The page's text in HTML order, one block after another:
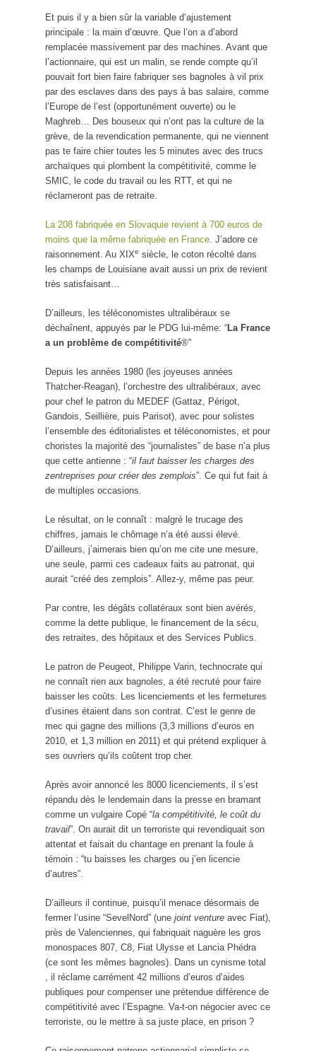
Et puis il y a bien sûr la variable d’ajustement
principale : la main d’œuvre. Que l’on a d’abord
remplacée massivement par des machines. Avant que
l’actionnaire, qui est un malin, se rende compte qu’il
pouvait fort bien faire fabriquer ses bagnoles à vil prix
par des esclaves dans des pays à bas salaire, comme
l’Europe de l’est (opportunément ouverte) ou le
Maghreb… Des bouseux qui n’ont pas la culture de la
grève, de la revendication permanente, qui ne viennent
pas te faire chier toutes les 5 minutes avec des trucs
archaïques qui plombent la compétitivité, comme le
SMIC, le code du travail ou les RTT, et qui ne
réclameront pas de retraite.
La 208 fabriquée en Slovaquie revient à 700 euros de
moins que la même fabriquée en France. J’adore ce
raisonnement. Au XIXe siècle, le coton récolté dans
les champs de Louisiane avait aussi un prix de revient
très satisfaisant…
D’ailleurs, les téléconomistes ultralibéraux se
déchaînent, appuyés par le PDG lui-même: “La France
a un problème de compétitivité®”
Depuis les années 1980 (les joyeuses années
Thatcher-Reagan), l’orchestre des ultralibéraux, avec
pour chef le patron du MEDEF (Gattaz, Périgot,
Gandois, Seillière, puis Parisot), avec pour solistes
l’ensemble des éditorialistes et téléconomistes, et pour
choristes la majorité des “journalistes” de base n’a plus
que cette antienne : “il faut baisser les charges des
zentreprises pour créer des zemplois”. Ce qui fut fait à
de multiples occasions.
Le résultat, on le connaît : malgré le trucage des
chiffres, jamais le chômage n’a été aussi élevé.
D’ailleurs, j’aimerais bien qu’on me cite une mesure,
une seule, parmi ces cadeaux faits au patronat, qui
aurait “créé des zemplois”. Allez-y, même pas peur.
Par contre, les dégâts collatéraux sont bien avérés,
comme la dette publique, le financement de la sécu,
des retraites, des hôpitaux et des Services Publics.
Le patron de Peugeot, Philippe Varin, technocrate qui
ne connaît rien aux bagnoles, a été recruté pour faire
baisser les coûts. Les licenciements et les fermetures
d’usines étaient dans son contrat. C’est le genre de
mec qui gagne des millions (3,3 millions d’euros en
2010, et 1,3 million en 2011) et qui prétend expliquer à
ses ouvriers qu’ils coûtent trop cher.
Après avoir annoncé les 8000 licenciements, il s’est
répandu dès le lendemain dans la presse en bramant
comme un vulgaire Copé “la compétitivité, le coût du
travail”. On aurait dit un terroriste qui revendiquait son
attentat et faisait du chantage en prenant la foule à
témoin : “tu baisses les charges ou j’en licencie
d’autres”.
D’ailleurs il continue, puisqu’il menace désormais de
fermer l’usine “SevelNord” (une joint venture avec Fiat),
près de Valenciennes, qui fabriquait naguère les gros
monospaces 807, C8, Fiat Ulysse et Lancia Phédra
(ce sont les mêmes bagnoles). Dans un cynisme total
, il réclame carrément 42 millions d’euros d’aides
publiques pour compenser une prétendue différence de
compétitivité avec l’Espagne. Va-t-on négocier avec ce
terroriste, ou le mettre à sa juste place, en prison ?